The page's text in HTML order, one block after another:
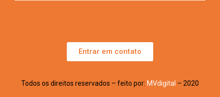
Entrar em contato
Todos os direitos reservados – feito por: MVdigital – 2020